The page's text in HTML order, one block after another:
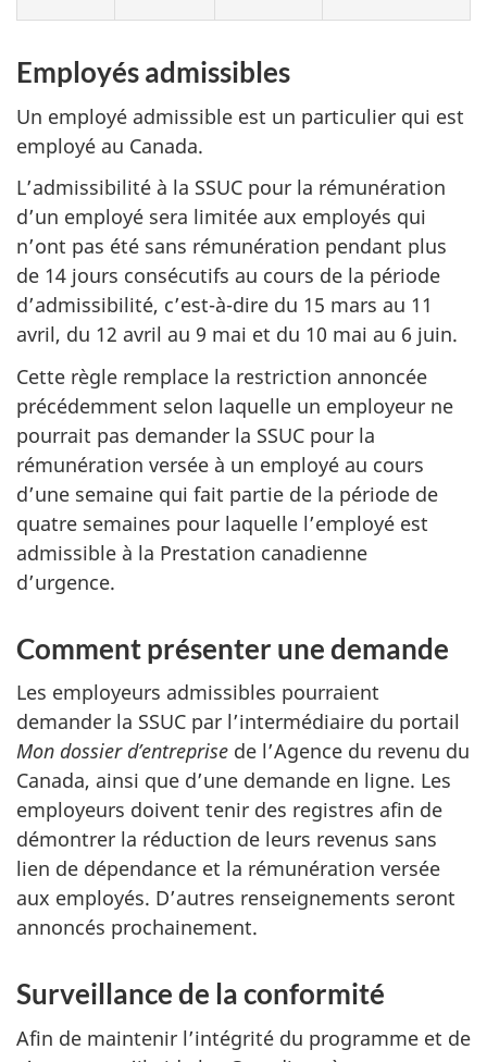
Employés admissibles
Un employé admissible est un particulier qui est
employé au Canada.
L’admissibilité à la SSUC pour la rémunération
d’un employé sera limitée aux employés qui
n’ont pas été sans rémunération pendant plus
de 14 jours consécutifs au cours de la période
d’admissibilité, c’est-à-dire du 15 mars au 11
avril, du 12 avril au 9 mai et du 10 mai au 6 juin.
Cette règle remplace la restriction annoncée
précédemment selon laquelle un employeur ne
pourrait pas demander la SSUC pour la
rémunération versée à un employé au cours
d’une semaine qui fait partie de la période de
quatre semaines pour laquelle l’employé est
admissible à la Prestation canadienne
d’urgence.
Comment présenter une demande
Les employeurs admissibles pourraient
demander la SSUC par l’intermédiaire du portail
Mon dossier d’entreprise de l’Agence du revenu du
Canada, ainsi que d’une demande en ligne. Les
employeurs doivent tenir des registres afin de
démontrer la réduction de leurs revenus sans
lien de dépendance et la rémunération versée
aux employés. D’autres renseignements seront
annoncés prochainement.
Surveillance de la conformité
Afin de maintenir l’intégrité du programme et de